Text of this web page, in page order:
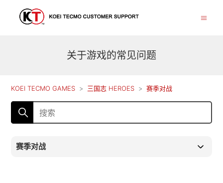
关于游戏的常见问题
KOEI TECMO GAMES 三国志 HEROES 赛季对战
赛季对战